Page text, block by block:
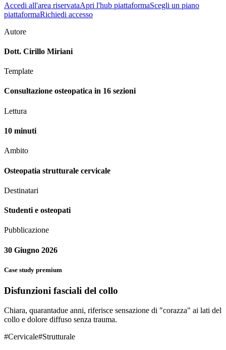
Accedi all'area riservataApri l'hub piattaformaScegli un piano
piattaformaRichiedi accesso
Autore
Dott. Cirillo Miriani
Template
Consultazione osteopatica in 16 sezioni
Lettura
10 minuti
Ambito
Osteopatia strutturale cervicale
Destinatari
Studenti e osteopati
Pubblicazione
30 Giugno 2026
Case study premium
Disfunzioni fasciali del collo
Chiara, quarantadue anni, riferisce sensazione di "corazza" ai lati del
collo e dolore diffuso senza trauma.
#Cervicale#Strutturale